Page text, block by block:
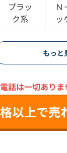
ブラッ
ク系
Ｎ
ッ
もっと
話は一切ありま
以上で売